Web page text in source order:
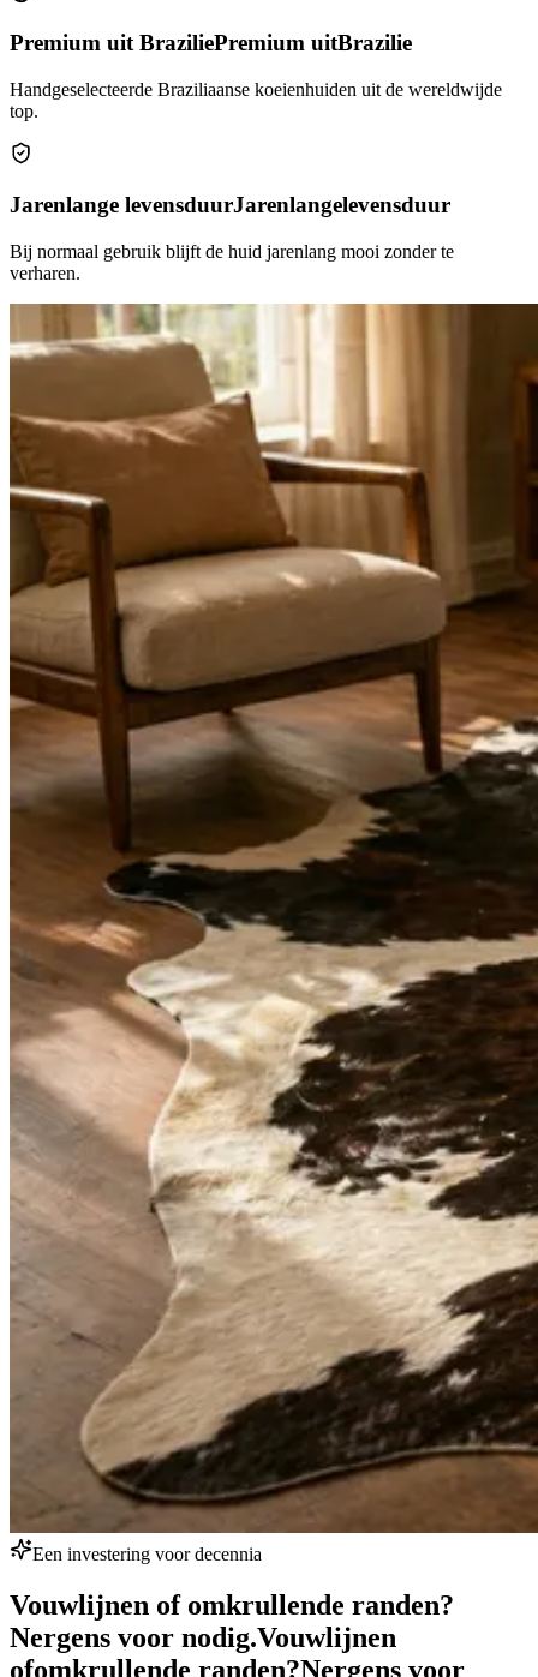
Premium uit BraziliePremium uitBrazilie
Handgeselecteerde Braziliaanse koeienhuiden uit de wereldwijde
top.
Jarenlange levensduurJarenlangelevensduur
Bij normaal gebruik blijft de huid jarenlang mooi zonder te
verharen.
Een investering voor decennia
Vouwlijnen of omkrullende randen?
Nergens voor nodig.Vouwlijnen
ofomkrullende randen?Nergens voor